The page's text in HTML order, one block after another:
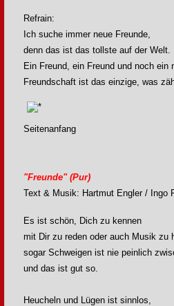
Refrain:
Ich suche immer neue Freunde,
denn das ist das tollste auf der Welt.
Ein Freund, ein Freund und noch ein
Freundschaft ist das einzige, was
Seitenanfang
"Freunde" (Pur)
Text & Musik: Hartmut Engler / Ingo
Es ist schön, Dich zu kennen
mit Dir zu reden oder auch Musik zu
sogar Schweigen ist nie peinlich
und das ist gut so.
Heucheln und Lügen ist sinnlos,